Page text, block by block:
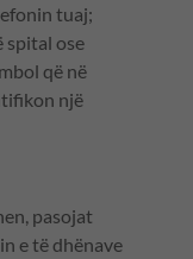
tuaj;
spital ose
që në
një
pasojat
e të dhënave